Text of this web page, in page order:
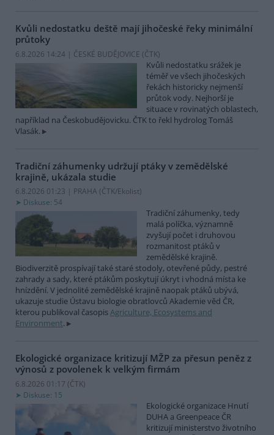
Kvůli nedostatku deště mají jihočeské řeky minimální
průtoky
6.8.2026 14:24 | ČESKÉ BUDĚJOVICE (ČTK)
Kvůli nedostatku srážek je
téměř ve všech jihočeských
řekách historicky nejmenší
průtok vody. Nejhorší je
situace v rovinatých oblastech,
například na Českobudějovicku. ČTK to řekl hydrolog Tomáš
Vlasák.
Tradiční záhumenky udržují ptáky v zemědělské
krajině, ukázala studie
6.8.2026 01:23 | PRAHA (ČTK/Ekolist)
Diskuse: 54
Tradiční záhumenky, tedy
malá políčka, významně
zvyšují počet i druhovou
rozmanitost ptáků v
zemědělské krajině.
Biodiverzitě prospívají také staré stodoly, otevřené půdy, pestré
zahrady a sady, které ptákům poskytují úkryt i vhodná místa ke
hnízdění. V jednolité zemědělské krajině naopak ptáků ubývá,
ukazuje studie Ústavu biologie obratlovců Akademie věd ČR,
kterou publikoval časopisAgriculture, Ecosystems and
Environment.
Ekologické organizace kritizují MŽP za přesun peněz z
výnosů z povolenek k velkým firmám
6.8.2026 01:17 (ČTK)
Diskuse: 15
Ekologické organizace Hnutí
DUHA a Greenpeace ČR
kritizují ministerstvo životního